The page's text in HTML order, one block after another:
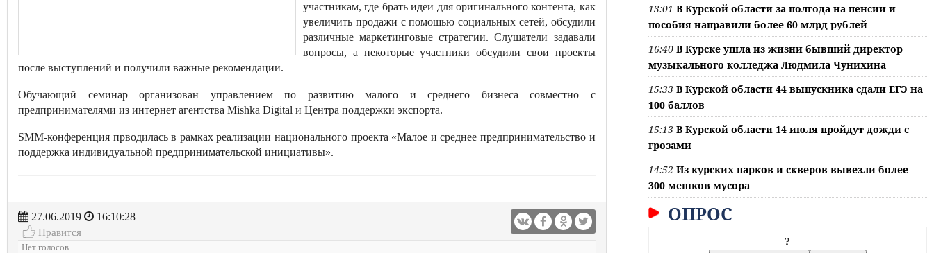
участникам, где брать идеи для оригинального контента, как
увеличить продажи с помощью социальных сетей, обсудили
различные маркетинговые стратегии. Слушатели задавали
вопросы, а некоторые участники обсудили свои проекты
после выступлений и получили важные рекомендации.
Обучающий семинар организован управлением по развитию малого и среднего бизнеса совместно с
предпринимателями из интернет агентства Mishka Digital и Центра поддержки экспорта.
SMM-конференция прводилась в рамках реализации национального проекта «Малое и среднее предпринимательство и
поддержка индивидуальной предпринимательской инициативы».
27.06.2019
16:10:28
Нравится
Нет голосов
13:01 В Курской области за полгода на пенсии и
пособия направили более 60 млрд рублей
16:40 В Курске ушла из жизни бывший директор
музыкального колледжа Людмила Чунихина
15:33 В Курской области 44 выпускника сдали ЕГЭ на
100 баллов
15:13 В Курской области 14 июля пройдут дожди с
грозами
14:52 Из курских парков и скверов вывезли более
300 мешков мусора
ОПРОС
?